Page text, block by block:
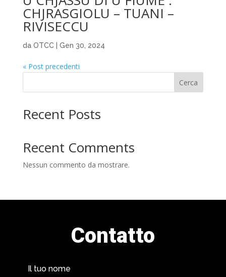
CHJRASGIOLU – TUANI –
RIVISECCU
da OTCC| Gen 30, 2024
« Post precedenti
Cerca
Recent Posts
Recent Comments
Nessun commento da mostrare.
Contatto
Il tuo nome